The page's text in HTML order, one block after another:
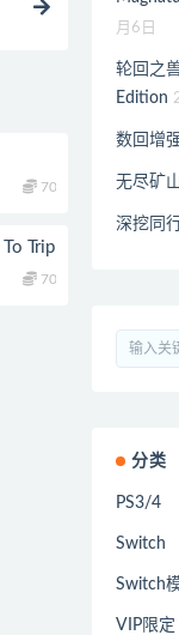
70
Trip
70
月6日
轮回之
Edition
数回增
无尽矿
深挖同
分类
PS3/4
Switch
Switch
VIP限定